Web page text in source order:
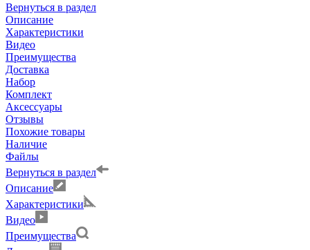
Вернуться в раздел
Описание
Характеристики
Видео
Преимущества
Доставка
Набор
Комплект
Аксессуары
Отзывы
Похожие товары
Наличие
Файлы
Вернуться в раздел
Описание
Характеристики
Видео
Преимущества